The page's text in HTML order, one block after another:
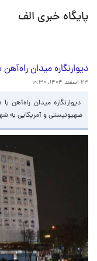
پایگاه خبری الف
دیوارنگاره میدان
۲۴ اسفند ۱۴۰۴، ۱۰:۳۰
دیوارنگاره میدان راه‌آهن
صهیونیستی و آمریکایی به